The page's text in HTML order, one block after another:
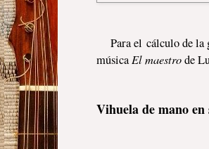
Para el cálculo de la
música El maestrode
Vihuela de mano en